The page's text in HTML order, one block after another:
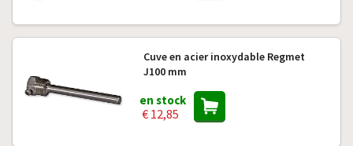
Cuve en acier inoxydable Regmet
J100 mm
en stock
€ 12,85